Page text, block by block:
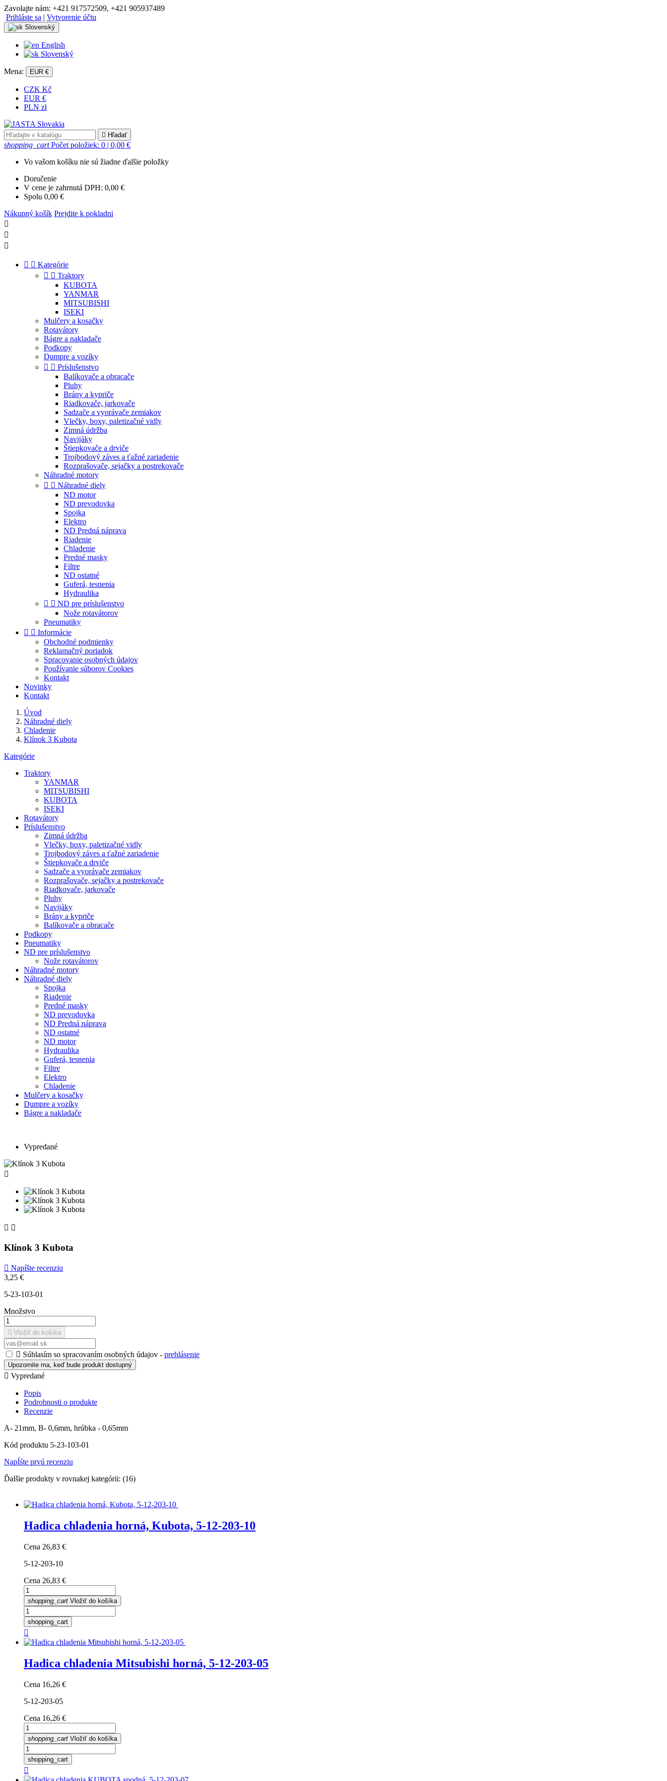
Zavolajte nám: +421 917572509, +421 905937489
Prihláste sa | Vytvorenie účtu
Slovenský
English
Slovenský
Mena: EUR €
CZK Kč
EUR €
PLN zł
 Hľadať
shopping_cart Počet položiek: 0 | 0,00 €
Vo vašom košíku nie sú žiadne ďalšie položky
Doručenie
V cene je zahrnutá DPH: 0,00 €
Spolu 0,00 €
Nákupný košík Prejdite k pokladni



  Kategórie
  Traktory
KUBOTA
YANMAR
MITSUBISHI
ISEKI
Mulčery a kosačky
Rotavátory
Bágre a nakladače
Podkopy
Dumpre a vozíky
  Príslušenstvo
Balíkovače a obracače
Pluhy
Brány a kypriče
Riadkovače, jarkovače
Sadzače a vyorávače zemiakov
Vlečky, boxy, paletizačné vidly
Zimná údržba
Navijáky
Štiepkovače a drviče
Trojbodový záves a ťažné zariadenie
Rozprašovače, sejačky a postrekovače
Náhradné motory
  Náhradné diely
ND motor
ND prevodovka
Spojka
Elektro
ND Predná náprava
Riadenie
Chladenie
Predné masky
Filtre
ND ostatné
Guferá, tesnenia
Hydraulika
  ND pre príslušenstvo
Nože rotavátorov
Pneumatiky
  Informácie
Obchodné podmienky
Reklamačný poriadok
Spracovanie osobných údajov
Používanie súborov Cookies
Kontakt
Novinky
Kontakt
Úvod
Náhradné diely
Chladenie
Klínok 3 Kubota
Kategórie
Traktory
YANMAR
MITSUBISHI
KUBOTA
ISEKI
Rotavátory
Príslušenstvo
Zimná údržba
Vlečky, boxy, paletizačné vidly
Trojbodový záves a ťažné zariadenie
Štiepkovače a drviče
Sadzače a vyorávače zemiakov
Rozprašovače, sejačky a postrekovače
Riadkovače, jarkovače
Pluhy
Navijáky
Brány a kypriče
Balíkovače a obracače
Podkopy
Pneumatiky
ND pre príslušenstvo
Nože rotavátorov
Náhradné motory
Náhradné diely
Spojka
Riadenie
Predné masky
ND prevodovka
ND Predná náprava
ND ostatné
ND motor
Hydraulika
Guferá, tesnenia
Filtre
Elektro
Chladenie
Mulčery a kosačky
Dumpre a vozíky
Bágre a nakladače
Vypredané

 
Klínok 3 Kubota
 Napíšte recenziu
3,25 €
5-23-103-01
Množstvo
 Vložiť do košíka
 Súhlasím so spracovaním osobných údajov - prehlásenie
Upozornite ma, keď bude produkt dostupný
 Vypredané
Popis
Podrobnosti o produkte
Recenzie
A- 21mm, B- 0,6mm, hrúbka - 0,65mm
Kód produktu 5-23-103-01
NapÍśte prvú recenziu
Ďalšie produkty v rovnakej kategórii: (16)
Hadica chladenia horná, Kubota, 5-12-203-10
Cena 26,83 €
5-12-203-10
Cena 26,83 €
shopping_cart Vložiť do košíka
shopping_cart

Hadica chladenia Mitsubishi horná, 5-12-203-05
Cena 16,26 €
5-12-203-05
Cena 16,26 €
shopping_cart Vložiť do košíka
shopping_cart
